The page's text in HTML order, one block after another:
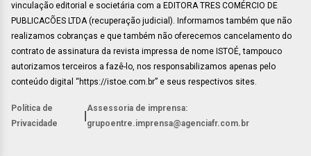
vinculação editorial e societária com a EDITORA TRES COMÉRCIO DE
PUBLICACÕES LTDA (recuperação judicial). Informamos também que não
realizamos cobranças e que também não oferecemos cancelamento do
contrato de assinatura da revista impressa de nome ISTOÉ, tampouco
autorizamos terceiros a fazê-lo, nos responsabilizamos apenas pelo
conteúdo digital “https://istoe.com.br” e seus respectivos sites.
Política de
Privacidade
Assessoria de imprensa:
grupoentre.imprensa@agenciafr.com.br